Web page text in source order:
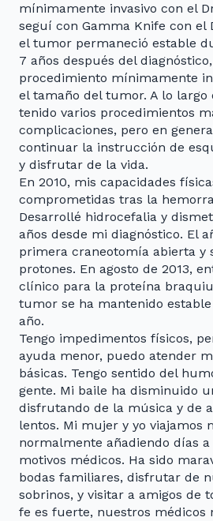
mínimamente invasivo con el
seguí con Gamma Knife con el
el tumor permaneció estable
7 años después del
procedimiento mínimamente
el tamaño del tumor. A lo largo
tenido varios procedimientos
complicaciones, pero en
continuar la instrucción de
y disfrutar de la vida.
En 2010, mis capacidades
comprometidas tras la
Desarrollé hidrocefalia y
años desde mi diagnóstico. El
primera craneotomía abierta y
protones. En agosto de 2013,
clínico para la proteína
tumor se ha mantenido
año.
Tengo impedimentos físicos,
ayuda menor, puedo atender
básicas. Tengo sentido del
gente. Mi baile ha disminuido
disfrutando de la música y de
lentos. Mi mujer y yo viajamos
normalmente añadiendo días a
motivos médicos. Ha sido
bodas familiares, disfrutar de
sobrinos, y visitar a amigos de
fe es fuerte, nuestros médicos